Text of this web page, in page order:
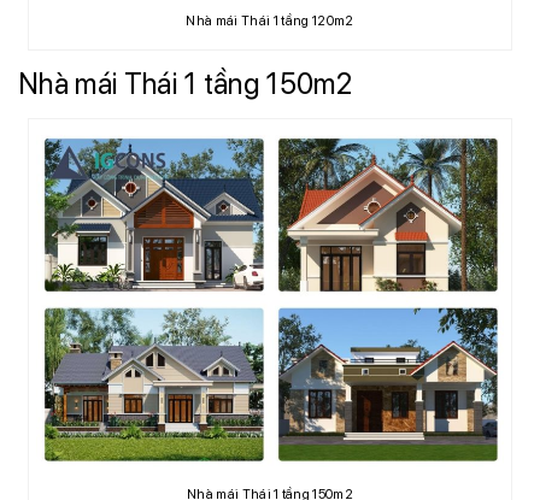
Nhà mái Thái 1 tầng 120m2
Nhà mái Thái 1 tầng 150m2
Nhà mái Thái 1 tầng 150m2